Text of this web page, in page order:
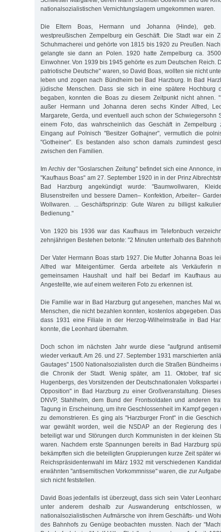
nationalsozialistischen Vernichtungslagern umgekommen waren.
Die Eltern Boas, Hermann und Johanna (Hinde), geb.
westpreußischen Zempelburg ein Geschäft. Die Stadt war ein
Schuhmacherei und gehörte von 1815 bis 1920 zu Preußen.
gelangte sie dann an Polen. 1920 hatte Zempelburg ca.
Einwohner. Von 1939 bis 1945 gehörte es zum Deutschen Reich.
patriotische Deutsche" waren, so David Boas, wollten sie nicht
leben und zogen nach Bündheim bei Bad Harzburg. In Bad
jüdische Menschen. Dass sie sich in eine spätere Hochburg
begaben, konnten die Boas zu diesem Zeitpunkt nicht ahnen.
außer Hermann und Johanna deren sechs Kinder Alfred,
Margarete, Gerda, und eventuell auch schon der Schwiegersohn
einem Foto, das wahrscheinlich das Geschäft in Zempelburg
Eingang auf Polnisch "Besitzer Gothajner", vermutlich die
"Gotheiner". Es bestanden also schon damals zumindest
zwischen den Familien.
Im Archiv der "Goslarschen Zeitung" befindet sich eine Annonce,
"Kaufhaus Boas" am 27. September 1920 in in der Prinz
Bad Harzburg angekündigt wurde: "Baumwollwaren,
Blusenstreifen und bessere Damen– Konfektion, Arbeiter–
Wollwaren. ... Geschäftsprinzip: Gute Waren zu billigst
Bedienung."
Von 1920 bis 1936 war das Kaufhaus im Telefonbuch
zehnjährigen Bestehen betonte: "2 Minuten unterhalb des
Der Vater Hermann Boas starb 1927. Die Mutter Johanna Boas
Alfred war Miteigentümer. Gerda arbeitete als Verkäuferin
gemeinsamen Haushalt und half bei Bedarf im Kaufhaus
Angestellte, wie auf einem weiteren Foto zu erkennen ist.
Die Familie war in Bad Harzburg gut angesehen, manches Mal
Menschen, die nicht bezahlen konnten, kostenlos abgegeben.
dass 1931 eine Filiale in der Herzog-Wilhelmstraße in Bad
konnte, die Leonhard übernahm.
Doch schon im nächsten Jahr wurde diese "aufgrund
wieder verkauft. Am 26. und 27. September 1931 marschierten
Gautages" 1500 Nationalsozialisten durch die Straßen Bündheims
die Chronik der Stadt. Wenig später, am 11. Oktober, traf
Hugenbergs, des Vorsitzenden der Deutschnationalen
Opposition" in Bad Harzburg zu einer Großveranstaltung.
DNVP, Stahlhelm, dem Bund der Frontsoldaten und anderen
Tagung in Erscheinung, um ihre Geschlossenheit im Kampf
zu demonstrieren. Es ging als "Harzburger Front" in die
war gewählt worden, weil die NSDAP an der Regierung des
beteiligt war und Störungen durch Kommunisten in der kleinen
waren. Nachdem erste Spannungen bereits in Bad Harzburg
bekämpften sich die beteiligten Gruppierungen kurze Zeit später
Reichspräsidentenwahl im März 1932 mit verschiedenen
erwähnten "antisemitischen Vorkommnisse" waren, die zur
sich nicht feststellen.
David Boas jedenfalls ist überzeugt, dass sich sein Vater
unter anderem deshalb zur Auswanderung entschlossen,
nationalsozialistischen Aufmärsche von ihrem Geschäfts- und
des Bahnhofs zu Genüge beobachten mussten. Nach der